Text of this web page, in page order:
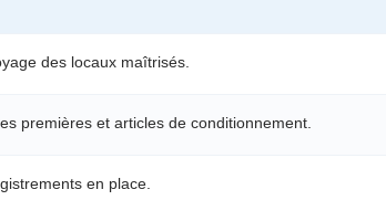
des locaux maîtrisés.
premières et articles de conditionnement.
en place.